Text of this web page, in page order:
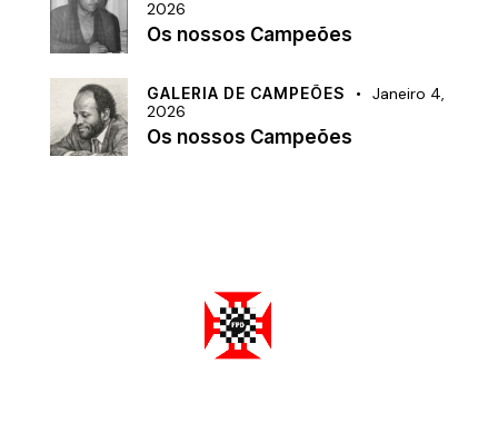
2026
Os nossos Campeões
GALERIA DE CAMPEÕES
Janeiro 4,
2026
Os nossos Campeões